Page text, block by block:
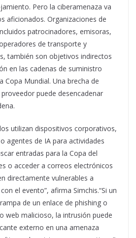
Pero la ciberamenaza va
aficionados. Organizaciones de
patrocinadores, emisoras,
de transporte y
también son objetivos indirectos
en las cadenas de suministro
Copa Mundial. Una brecha de
puede desencadenar
utilizan dispositivos corporativos,
agentes de IA para actividades
entradas para la Copa del
o acceder a correos electrónicos
directamente vulnerables a
el evento”, afirma Simchis.“Si un
de un enlace de phishing o
web malicioso, la intrusión puede
externo en una amenaza